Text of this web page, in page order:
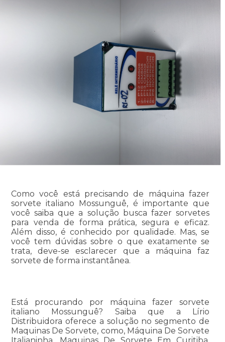
Como você está precisando de máquina fazer
sorvete italiano Mossunguê, é importante que
você saiba que a solução busca fazer sorvetes
para venda de forma prática, segura e eficaz.
Além disso, é conhecido por qualidade. Mas, se
você tem dúvidas sobre o que exatamente se
trata, deve-se esclarecer que a máquina faz
sorvete de forma instantânea.
Está procurando por máquina fazer sorvete
italiano Mossunguê? Saiba que a Lírio
Distribuidora oferece a solução no segmento de
Maquinas De Sorvete, como, Máquina De Sorvete